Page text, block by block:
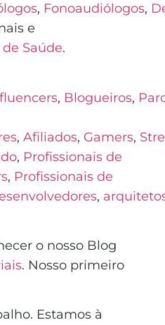
, Fonoaudiólogos,
e
Saúde.
, Blogueiros,
, Afiliados, Gamers,
, Profissionais de
, Profissionais de
,
o nosso Blog
. Nosso primeiro
Estamos à